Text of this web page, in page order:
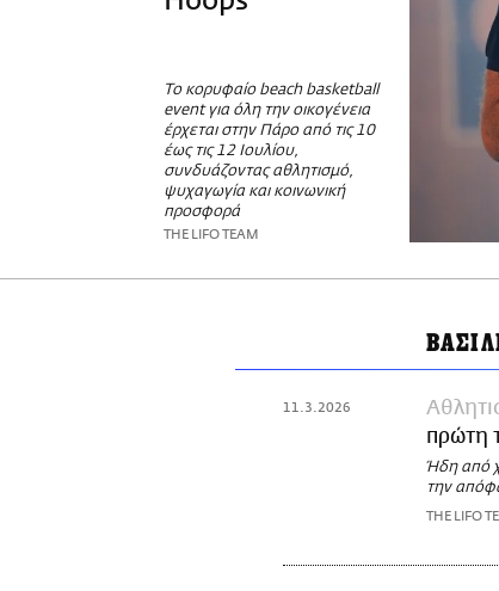
Το κορυφαίο beach basketball
event για όλη την οικογένεια
έρχεται στην Πάρο από τις 10
έως τις 12 Ιουλίου,
συνδυάζοντας αθλητισμό,
ψυχαγωγία και κοινωνική
προσφορά
THE LIFO TEAM
11.3.2026
πρώτη
Ήδη από
την
THE LIFO